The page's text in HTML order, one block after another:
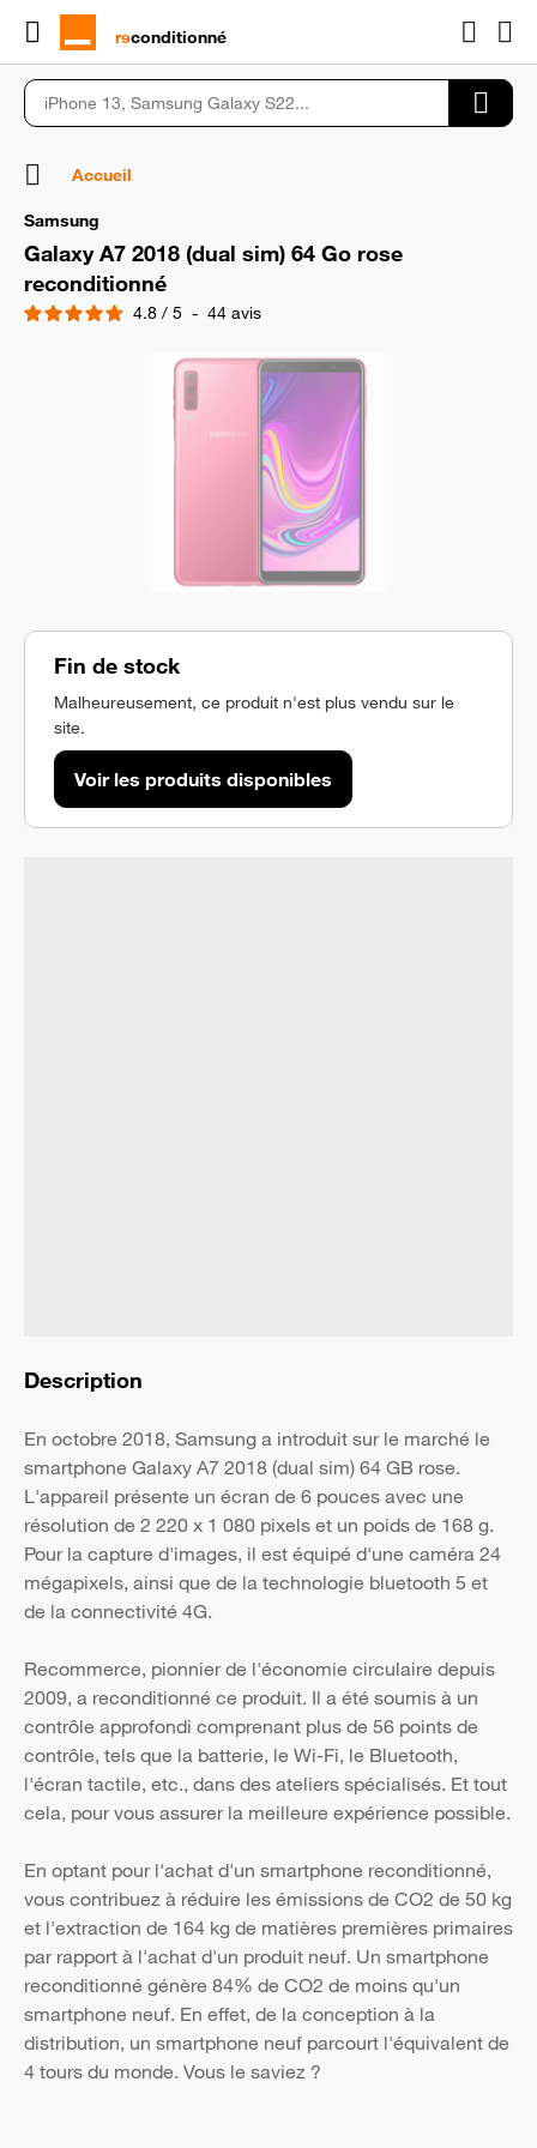
rɘconditionné
Accueil
Samsung
Galaxy A7 2018 (dual sim) 64 Go rose
reconditionné
4.8 / 5 - 44 avis
Fin de stock
Malheureusement, ce produit n'est plus vendu sur le
site.
Voir les produits disponibles
Description
En octobre 2018, Samsung a introduit sur le marché le
smartphone Galaxy A7 2018 (dual sim) 64 GB rose.
L'appareil présente un écran de 6 pouces avec une
résolution de 2 220 x 1 080 pixels et un poids de 168 g.
Pour la capture d'images, il est équipé d'une caméra 24
mégapixels, ainsi que de la technologie bluetooth 5 et
de la connectivité 4G.
Recommerce, pionnier de l'économie circulaire depuis
2009, a reconditionné ce produit. Il a été soumis à un
contrôle approfondi comprenant plus de 56 points de
contrôle, tels que la batterie, le Wi-Fi, le Bluetooth,
l'écran tactile, etc., dans des ateliers spécialisés. Et tout
cela, pour vous assurer la meilleure expérience possible.
En optant pour l'achat d'un smartphone reconditionné,
vous contribuez à réduire les émissions de CO2 de 50 kg
et l'extraction de 164 kg de matières premières primaires
par rapport à l'achat d'un produit neuf. Un smartphone
reconditionné génère 84% de CO2 de moins qu'un
smartphone neuf. En effet, de la conception à la
distribution, un smartphone neuf parcourt l'équivalent de
4 tours du monde. Vous le saviez ?